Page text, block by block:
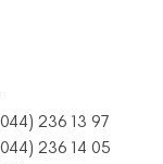
236 13 97
236 14 05